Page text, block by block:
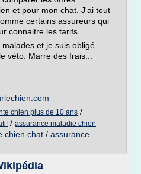
et pour mon chat. J'ai tout
certains assureurs qui
connaitre les tarifs.
et je suis obligé
véto. Marre des frais...
chien plus de 10 ans /
/ assurance maladie chien
chien chat / assurance